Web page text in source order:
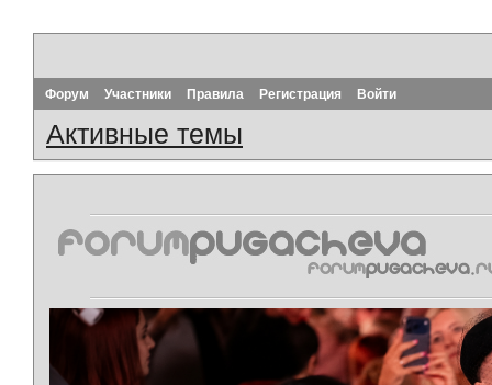
Форум Участники Правила Регистрация Войти
Активные темы